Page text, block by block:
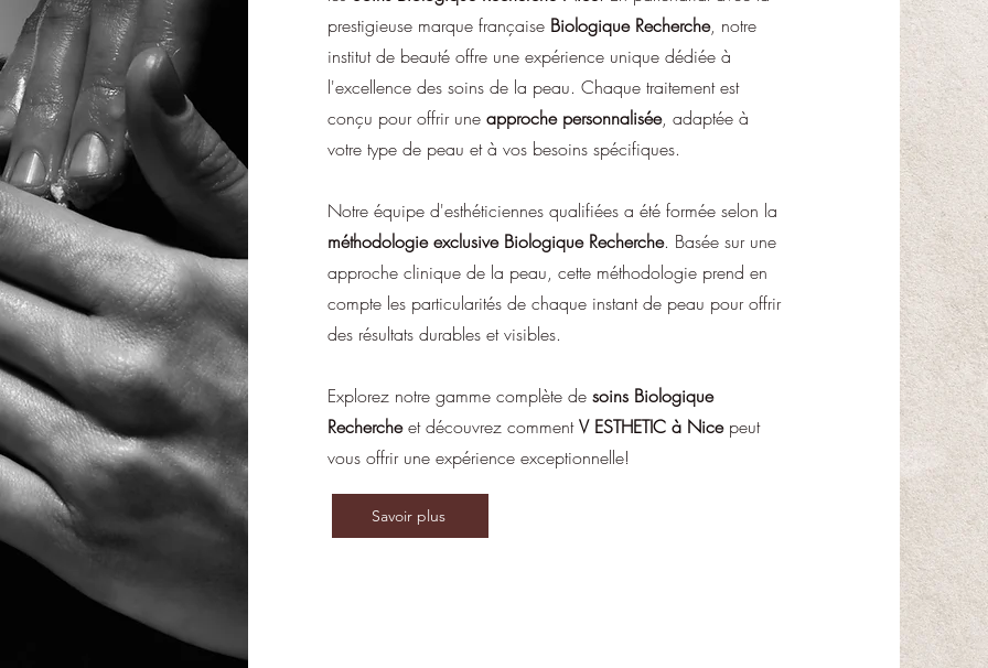
prestigieuse marque française Biologique Recherche, notre
institut de beauté offre une expérience unique dédiée à
l'excellence des soins de la peau. Chaque traitement est
conçu pour offrir uneapproche personnalisée, adaptée à
votre type de peau et à vos besoins spécifiques.
Notre équipe d'esthéticiennes qualifiées a été formée selon la
méthodologie exclusive Biologique Recherche. Basée sur une
approche clinique de la peau, cette méthodologie prend en
compte les particularités de chaque instant de peau pour offrir
des résultats durables et visibles.
Explorez notre gamme complète desoins Biologique
Rechercheet découvrez commentV ESTHETIC à Nicepeut
vous offrir une expérience exceptionnelle!
Savoir plus